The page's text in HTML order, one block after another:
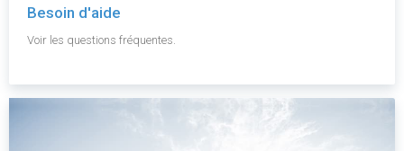
Besoin d'aide
Voir les questions fréquentes.